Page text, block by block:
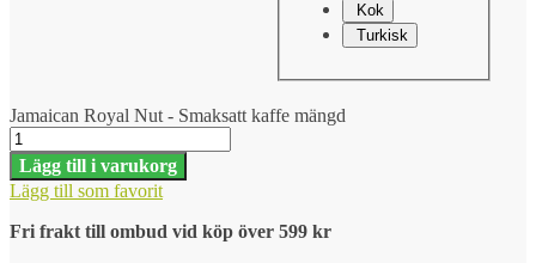
Kok
Turkisk
Jamaican Royal Nut - Smaksatt kaffe mängd
Lägg till i varukorg
Lägg till som favorit
Fri frakt till ombud vid köp över 599 kr